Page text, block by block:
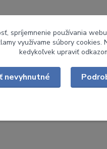
spríjemnenie používania
využívame súbory
kedykoľvek upraviť
nevyhnutné